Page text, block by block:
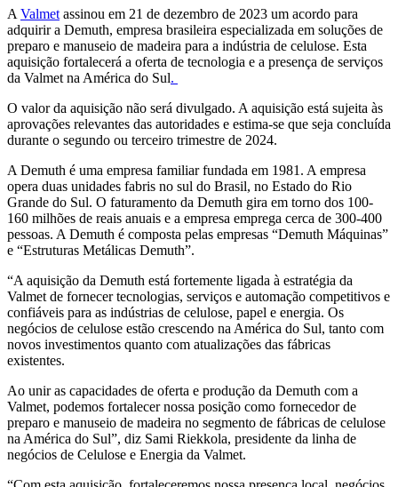
A Valmet assinou em 21 de dezembro de 2023 um acordo para
adquirir a Demuth, empresa brasileira especializada em soluções de
preparo e manuseio de madeira para a indústria de celulose. Esta
aquisição fortalecerá a oferta de tecnologia e a presença de serviços
da Valmet na América do Sul.
O valor da aquisição não será divulgado. A aquisição está sujeita às
aprovações relevantes das autoridades e estima-se que seja concluída
durante o segundo ou terceiro trimestre de 2024.
A Demuth é uma empresa familiar fundada em 1981. A empresa
opera duas unidades fabris no sul do Brasil, no Estado do Rio
Grande do Sul. O faturamento da Demuth gira em torno dos 100-
160 milhões de reais anuais e a empresa emprega cerca de 300-400
pessoas. A Demuth é composta pelas empresas “Demuth Máquinas”
e “Estruturas Metálicas Demuth”.
“A aquisição da Demuth está fortemente ligada à estratégia da
Valmet de fornecer tecnologias, serviços e automação competitivos e
confiáveis para as indústrias de celulose, papel e energia. Os
negócios de celulose estão crescendo na América do Sul, tanto com
novos investimentos quanto com atualizações das fábricas
existentes.
Ao unir as capacidades de oferta e produção da Demuth com a
Valmet, podemos fortalecer nossa posição como fornecedor de
preparo e manuseio de madeira no segmento de fábricas de celulose
na América do Sul”, diz Sami Riekkola, presidente da linha de
negócios de Celulose e Energia da Valmet.